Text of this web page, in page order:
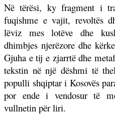
Në tërësi, ky fragment i
fuqishme e vajit, revoltës
lëviz mes lotëve dhe
dhimbjes njerëzore dhe
Gjuha e tij e zjarrtë dhe
tekstin në një dëshmi të
populli shqiptar i Kosovës
por ende i vendosur të
vullnetin për liri.